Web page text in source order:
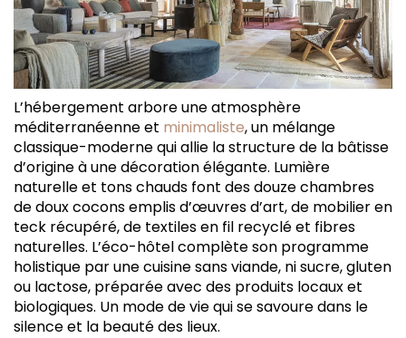
L’hébergement arbore une atmosphère
méditerranéenne et minimaliste, un mélange
classique-moderne qui allie la structure de la bâtisse
d’origine à une décoration élégante. Lumière
naturelle et tons chauds font des douze chambres
de doux cocons emplis d’œuvres d’art, de mobilier en
teck récupéré, de textiles en fil recyclé et fibres
naturelles. L’éco-hôtel complète son programme
holistique par une cuisine sans viande, ni sucre, gluten
ou lactose, préparée avec des produits locaux et
biologiques. Un mode de vie qui se savoure dans le
silence et la beauté des lieux.